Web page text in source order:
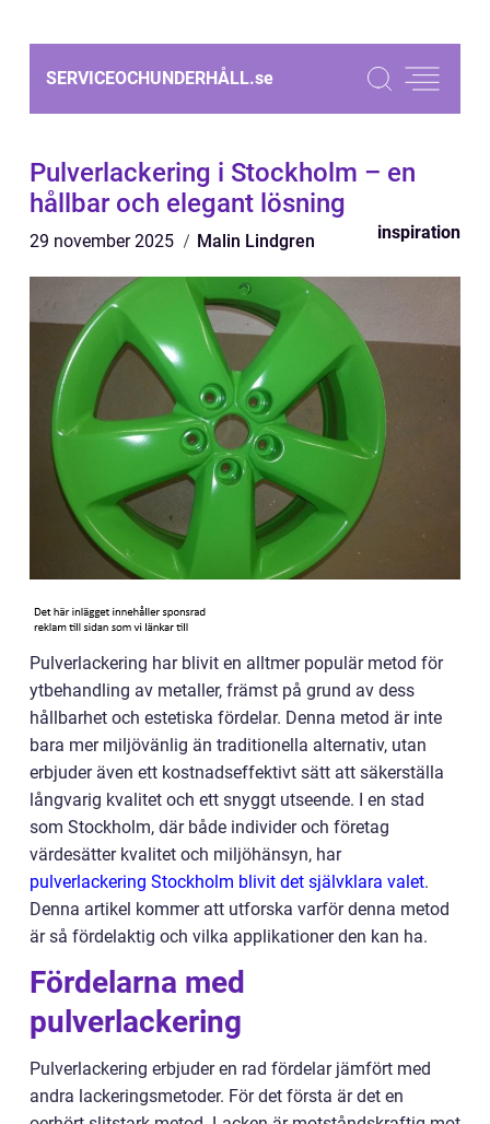
SERVICEOCHUNDERHÅLL.se
Pulverlackering i Stockholm – en
hållbar och elegant lösning
29 november 2025 Malin Lindgren inspiration
Pulverlackering har blivit en alltmer populär metod för
ytbehandling av metaller, främst på grund av dess
hållbarhet och estetiska fördelar. Denna metod är inte
bara mer miljövänlig än traditionella alternativ, utan
erbjuder även ett kostnadseffektivt sätt att säkerställa
långvarig kvalitet och ett snyggt utseende. I en stad
som Stockholm, där både individer och företag
värdesätter kvalitet och miljöhänsyn, har
pulverlackering Stockholm blivit det självklara valet.
Denna artikel kommer att utforska varför denna metod
är så fördelaktig och vilka applikationer den kan ha.
Fördelarna med
pulverlackering
Pulverlackering erbjuder en rad fördelar jämfört med
andra lackeringsmetoder. För det första är det en